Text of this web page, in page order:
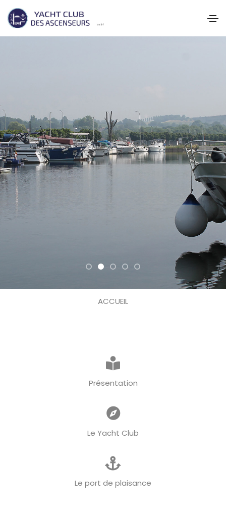
ACCUEIL
Présentation
Le Yacht Club
Le port de plaisance